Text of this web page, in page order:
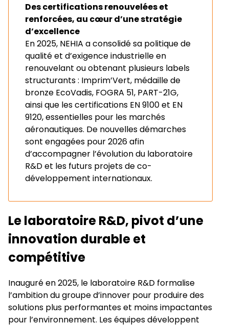
Des certifications renouvelées et
renforcées, au cœur d’une stratégie
d’excellence
En 2025, NEHIA a consolidé sa politique de
qualité et d’exigence industrielle en
renouvelant ou obtenant plusieurs labels
structurants : Imprim’Vert, médaille de
bronze EcoVadis, FOGRA 51, PART-21G,
ainsi que les certifications EN 9100 et EN
9120, essentielles pour les marchés
aéronautiques. De nouvelles démarches
sont engagées pour 2026 afin
d’accompagner l’évolution du laboratoire
R&D et les futurs projets de co-
développement internationaux.
Le laboratoire R&D, pivot d’une
innovation durable et
compétitive
Inauguré en 2025, le laboratoire R&D formalise
l’ambition du groupe d’innover pour produire des
solutions plus performantes et moins impactantes
pour l’environnement. Les équipes développent